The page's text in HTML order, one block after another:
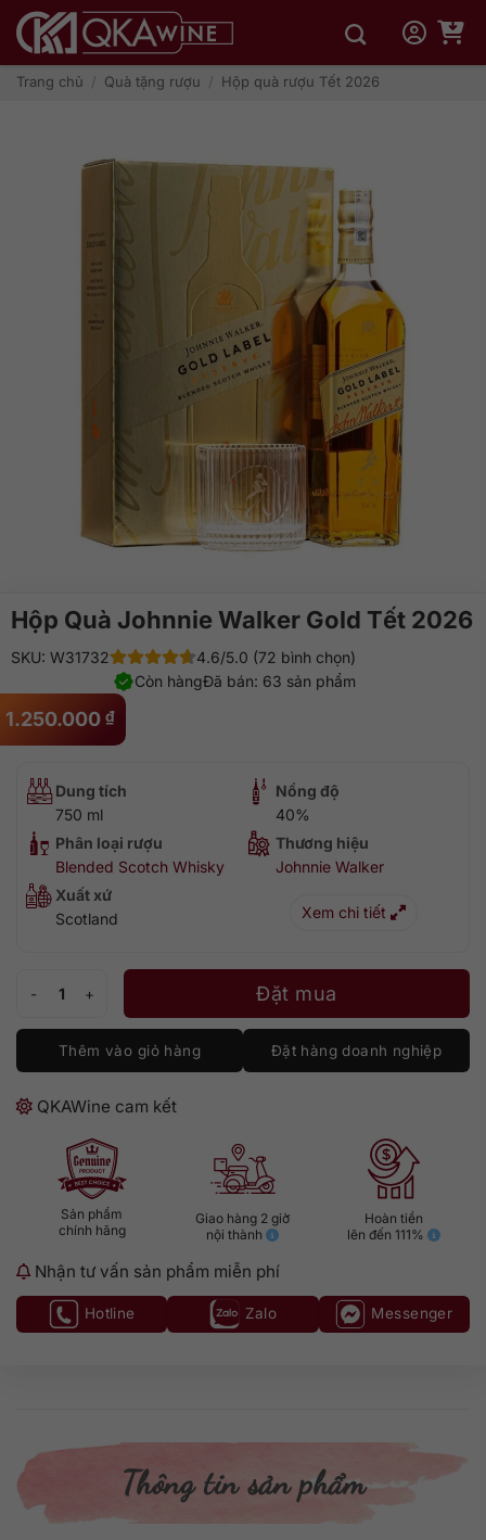
qua
dungTrang chủ / Quà tặng rượu / Hộp quà rượu Tết 2026
Hộp Quà Johnnie Walker Gold Tết 2026
1.250.000 ₫
SKU: W31732
4.6/5.0 (72 bình chọn)
Đã bán: 63 sản phẩm
Còn hàng
Dung tích
750 ml
Nồng độ
40%
Phân loại rượu
Blended Scotch Whisky
Thương hiệu
Johnnie Walker
Xuất xứ
Scotland
Xem chi tiết
Hộp Quà Johnnie Walker Gold Tết 2026 số lượng
Đặt mua
Thêm vào giỏ hàng Đặt hàng doanh nghiệp
QKAWine cam kết
Sản phẩm
chính hãng
Giao hàng 2 giờ
nội thành
Hoàn tiền
lên đến 111%
Nhận tư vấn sản phẩm miễn phí
Hotline Zalo Messenger
Thông tin sản phẩm